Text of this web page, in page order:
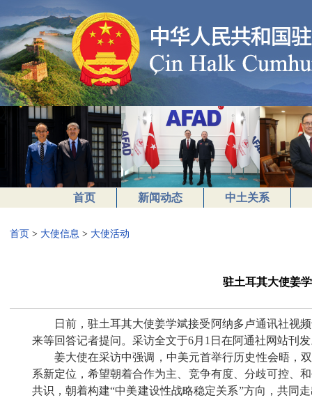
首页 新闻动态 中土关系
首页 > 大使信息 > 大使活动
驻土耳其大使姜
日前，驻土耳其大使姜学斌接受阿纳多卢通讯社视
来等回答记者提问。采访全文于6月1日在阿通社网站刊
姜大使在采访中强调，中美元首举行历史性会晤，
系新定位，希望朝着合作为主、竞争有度、分歧可控、
共识，朝着构建“中美建设性战略稳定关系”方向，共同